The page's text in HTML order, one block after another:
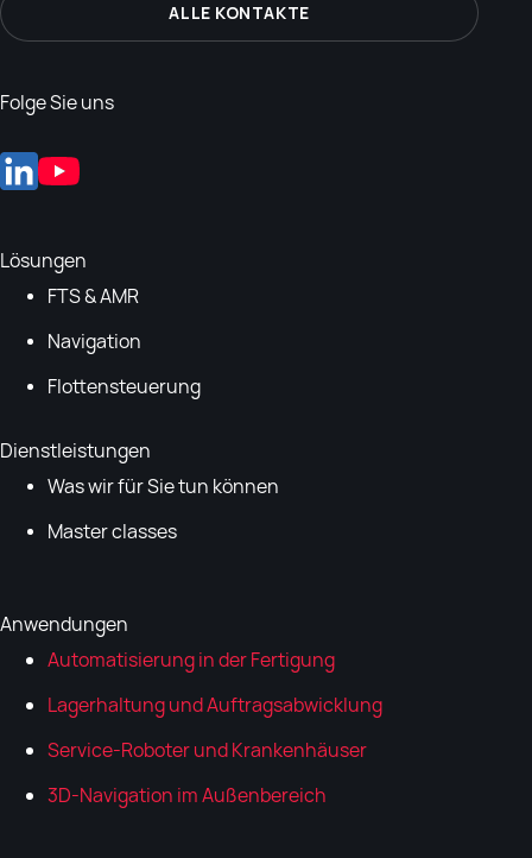
ALLE KONTAKTE
Folge Sie uns
Lösungen
FTS & AMR
Navigation
Flottensteuerung
Dienstleistungen
Was wir für Sie tun können
Master classes
Anwendungen
Automatisierung in der Fertigung
Lagerhaltung und Auftragsabwicklung
Service-Roboter und Krankenhäuser
3D-Navigation im Außenbereich